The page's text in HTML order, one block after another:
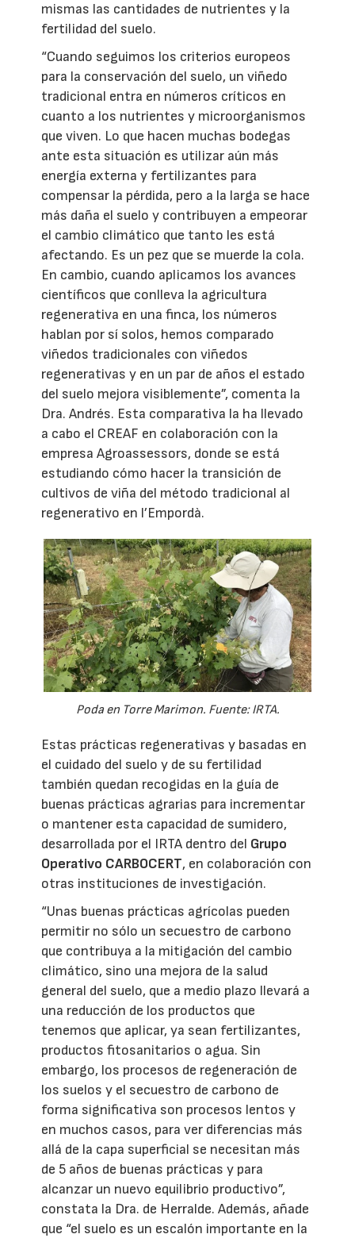
mismas las cantidades de nutrientes y la
fertilidad del suelo.
“Cuando seguimos los criterios europeos
para la conservación del suelo, un viñedo
tradicional entra en números críticos en
cuanto a los nutrientes y microorganismos
que viven. Lo que hacen muchas bodegas
ante esta situación es utilizar aún más
energía externa y fertilizantes para
compensar la pérdida, pero a la larga se hace
más daña el suelo y contribuyen a empeorar
el cambio climático que tanto les está
afectando. Es un pez que se muerde la cola.
En cambio, cuando aplicamos los avances
científicos que conlleva la agricultura
regenerativa en una finca, los números
hablan por sí solos, hemos comparado
viñedos tradicionales con viñedos
regenerativas y en un par de años el estado
del suelo mejora visiblemente”, comenta la
Dra. Andrés. Esta comparativa la ha llevado
a cabo el CREAF en colaboración con la
empresa Agroassessors, donde se está
estudiando cómo hacer la transición de
cultivos de viña del método tradicional al
regenerativo en l’Empordà.
Poda en Torre Marimon. Fuente: IRTA.
Estas prácticas regenerativas y basadas en
el cuidado del suelo y de su fertilidad
también quedan recogidas en la guía de
buenas prácticas agrarias para incrementar
o mantener esta capacidad de sumidero,
desarrollada por el IRTA dentro del Grupo
Operativo CARBOCERT, en colaboración con
otras instituciones de investigación.
“Unas buenas prácticas agrícolas pueden
permitir no sólo un secuestro de carbono
que contribuya a la mitigación del cambio
climático, sino una mejora de la salud
general del suelo, que a medio plazo llevará a
una reducción de los productos que
tenemos que aplicar, ya sean fertilizantes,
productos fitosanitarios o agua. Sin
embargo, los procesos de regeneración de
los suelos y el secuestro de carbono de
forma significativa son procesos lentos y
en muchos casos, para ver diferencias más
allá de la capa superficial se necesitan más
de 5 años de buenas prácticas y para
alcanzar un nuevo equilibrio productivo”,
constata la Dra. de Herralde. Además, añade
que “el suelo es un escalón importante en la